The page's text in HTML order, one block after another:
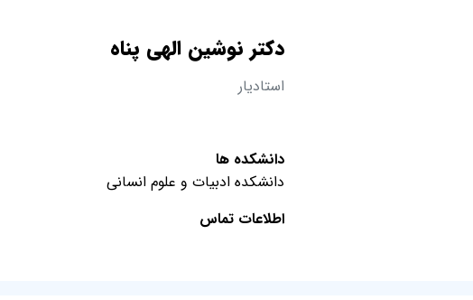
دکتر نوشین الهی پناه
استادیار
دانشکده ها
دانشکده ادبیات و علوم انسانی
اطلاعات تماس